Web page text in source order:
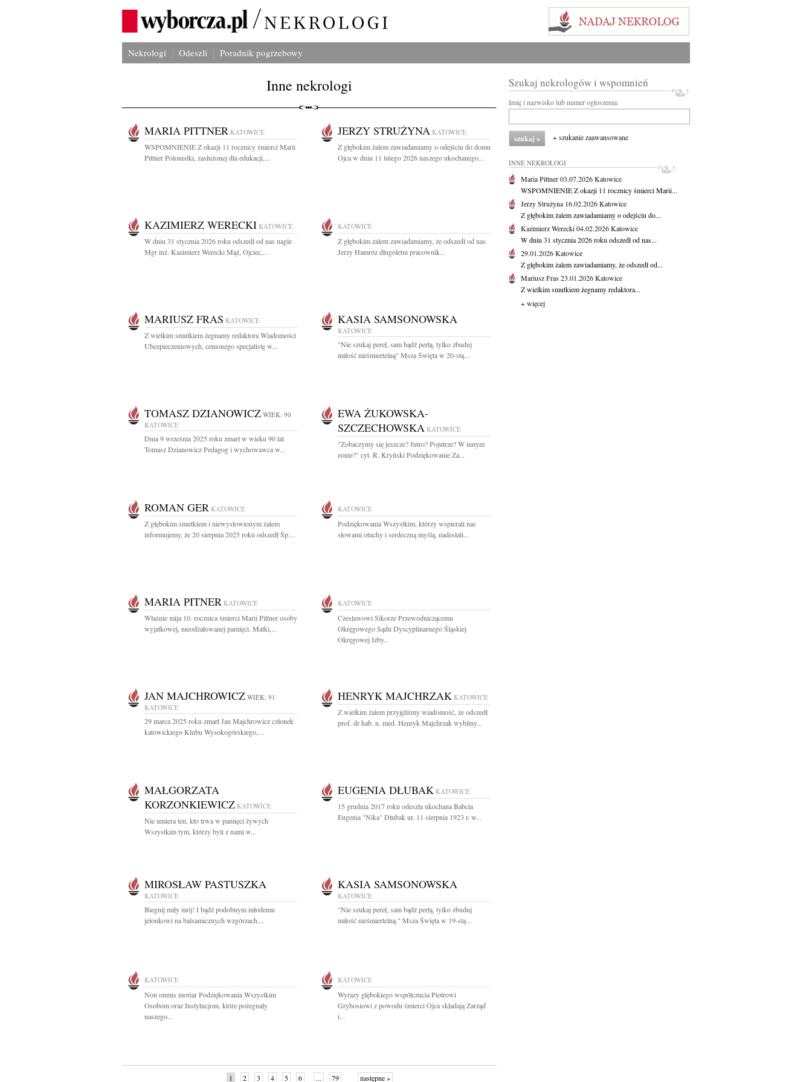
Nekrologi Odeszli Poradnik pogrzebowy
Inne nekrologi
MARIA PITTNER KATOWICE
WSPOMNIENIE Z okazji 11 rocznicy śmierci Marii
Pittner Polonistki, zasłużonej dla edukacji,...
JERZY STRUŻYNA KATOWICE
Z głębokim żalem zawiadamiamy o odejściu do domu
Ojca w dniu 11 lutego 2026 naszego ukochanego...
KAZIMIERZ WERECKI KATOWICE
W dniu 31 stycznia 2026 roku odszedł od nas nagle
Mgr inż. Kazimierz Werecki Mąż, Ojciec,...
KATOWICE
Z głębokim żalem zawiadamiamy, że odszedł od nas
Jerzy Hamróz długoletni pracownik...
MARIUSZ FRAS KATOWICE
Z wielkim smutkiem żegnamy redaktora Wiadomości
Ubezpieczeniowych, cenionego specjalistę w...
KASIA SAMSONOWSKA
KATOWICE
"Nie szukaj pereł, sam bądź perłą, tylko zbuduj
miłość nieśmiertelną" Msza Święta w 20-stą...
TOMASZ DZIANOWICZ WIEK: 90
KATOWICE
Dnia 9 września 2025 roku zmarł w wieku 90 lat
Tomasz Dzianowicz Pedagog i wychowawca w...
EWA ŻUKOWSKA-
SZCZECHOWSKA KATOWICE
"Zobaczymy się jeszcze? Jutro? Pojutrze? W innym
eonie?" cyt. R. Kryński Podziękowanie Za...
ROMAN GER KATOWICE
Z głębokim smutkiem i niewysłowionym żalem
informujemy, że 20 sierpnia 2025 roku odszedł Śp....
KATOWICE
Podziękowania Wszystkim, którzy wspierali nas
słowami otuchy i serdeczną myślą, nadesłali...
MARIA PITNER KATOWICE
Właśnie mija 10. rocznica śmierci Marii Pittner osoby
wyjatkowej, nieodżałowanej pamięci. Matki,...
KATOWICE
Czesławowi Sikorze Przewodniczącemu
Okręgowego Sądu Dyscyplinarnego Śląskiej
Okręgowej Izby...
JAN MAJCHROWICZ WIEK: 91
KATOWICE
29 marca 2025 roku zmarł Jan Majchrowicz członek
katowickiego Klubu Wysokogórskiego,...
HENRYK MAJCHRZAK KATOWICE
Z wielkim żalem przyjęliśmy wiadomość, że odszedł
prof. dr hab. n. med. Henryk Majchrzak wybitny...
MAŁGORZATA
KORZONKIEWICZ KATOWICE
Nie umiera ten, kto trwa w pamięci żywych
Wszystkim tym, którzy byli z nami w...
EUGENIA DŁUBAK KATOWICE
15 grudnia 2017 roku odeszła ukochana Babcia
Eugenia "Nika" Dłubak ur. 11 sierpnia 1923 r. w...
MIROSŁAW PASTUSZKA
KATOWICE
Biegnij miły mój! I bądź podobnym młodemu
jelonkowi na balsamicznych wzgórzach....
KASIA SAMSONOWSKA
KATOWICE
"Nie szukaj pereł, sam bądź perłą, tylko zbuduj
miłość nieśmiertelną." Msza Święta w 19-stą...
KATOWICE
Non onmis moriar Podziękowania Wszystkim
Osobom oraz Instytucjom, które pożegnały
naszego...
KATOWICE
Wyrazy głębokiego współczucia Piotrowi
Grybosiowi z powodu śmierci Ojca składają Zarząd
i...
1 2 3 4 5 6 ... 79 następne »
Szukaj nekrologów i wspomnień
Imię i nazwisko lub numer ogłoszenia:
+ szukanie zaawansowane
INNE NEKROLOGI
Maria Pittner03.07.2026Katowice
WSPOMNIENIE Z okazji 11 rocznicy śmierci Marii...
Jerzy Strużyna 16.02.2026Katowice
Z głębokim żalem zawiadamiamy o odejściu do...
Kazimierz Werecki04.02.2026Katowice
W dniu 31 stycznia 2026 roku odszedł od nas...
29.01.2026Katowice
Z głębokim żalem zawiadamiamy, że odszedł od...
Mariusz Fras23.01.2026Katowice
Z wielkim smutkiem żegnamy redaktora...
+ więcej